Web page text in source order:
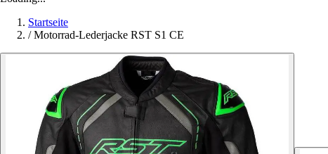
Startseite
/ Motorrad-Lederjacke RST S1 CE